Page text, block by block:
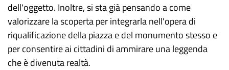
dell'oggetto. Inoltre, si sta già pensando a come
valorizzare la scoperta per integrarla nell'opera di
riqualificazione della piazza e del monumento stesso e
per consentire ai cittadini di ammirare una leggenda
che è divenuta realtà.